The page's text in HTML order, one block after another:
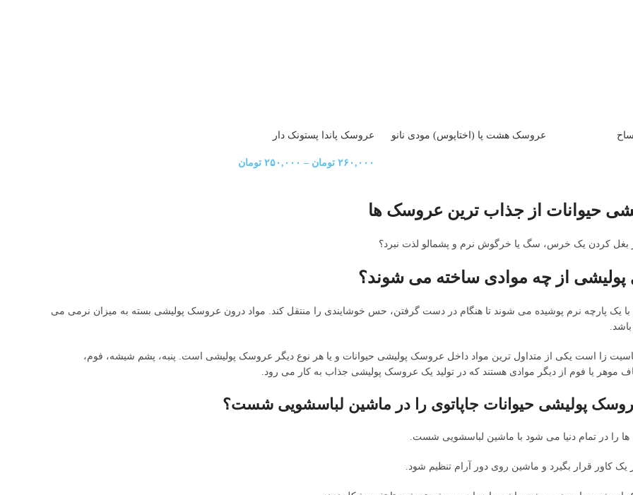
عروسک هشت پا (اختاپوس) مودی نانو
عروسک پاندا پستونک دار
۲۶۰,۰۰۰ تومان – ۲۵۰,۰۰۰ تومان
حیوانات از جذاب ترین عروسک ها
کردن یک خرس، سگ یا خرگوش نرم و پشمالو لذت نبرد؟
از چه موادی ساخته می شوند؟
یک پارچه نرم پوشیده می شوند تا هنگام در دست گرفتن، حس خوشایندی را منتقل کند. مواد درون عروسک پولیشی بسته به میزان نرمی می
زا است یکی از متداول ترین مواد داخل عروسک پولیشی حیوانات و یا هر نوع دیگر عروسک پولیشی است. پنبه، پشم شیشه، فوم،
موهر یا فوم از دیگر موادی هستند که در تولید یک عروسک پولیشی جذاب به کار می رود.
پولیشی حیوانات جاپاتوی را در ماشین لباسشویی شست؟
را در تمام دنیا می شود با ماشین لباسشویی شست.
کاور قرار بگیرد و ماشین روی دور آرام تنظیم شود.